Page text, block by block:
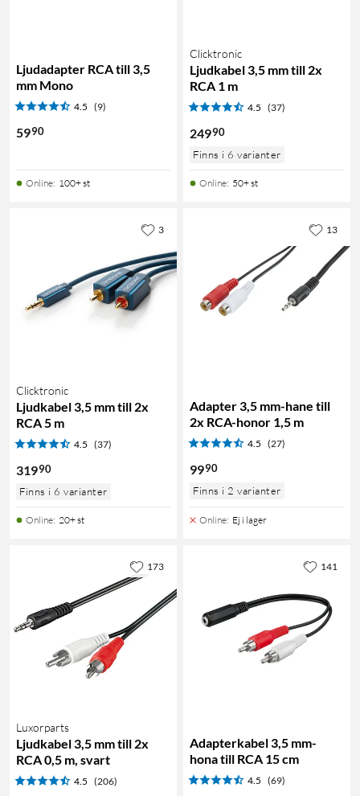
Ljudadapter RCA till 3,5
mm Mono
4.5 (9)
5990
Online: 100+ st
Clicktronic
Ljudkabel 3,5 mm till 2x
RCA 1 m
4.5 (37)
24990
Finns i 6 varianter
Online: 50+ st
Clicktronic
Ljudkabel 3,5 mm till 2x
RCA 5 m
4.5 (37)
31990
Finns i 6 varianter
Online: 20+ st
3
Adapter 3,5 mm-hane till
2x RCA-honor 1,5 m
4.5 (27)
9990
Finns i 2 varianter
Online: Ej i lager
13
Luxorparts
Ljudkabel 3,5 mm till 2x
RCA 0,5 m, svart
4.5 (206)
173
Adapterkabel 3,5 mm-
hona till RCA 15 cm
4.5 (69)
141